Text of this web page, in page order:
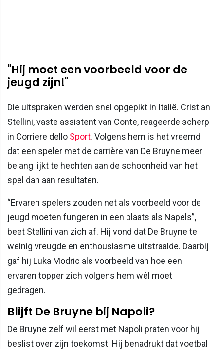
"Hij moet een voorbeeld voor de
jeugd zijn!"
Die uitspraken werden snel opgepikt in Italië. Cristian
Stellini, vaste assistent van Conte, reageerde scherp
in Corriere dello Sport. Volgens hem is het vreemd
dat een speler met de carrière van De Bruyne meer
belang lijkt te hechten aan de schoonheid van het
spel dan aan resultaten.
“Ervaren spelers zouden net als voorbeeld voor de
jeugd moeten fungeren in een plaats als Napels”,
beet Stellini van zich af. Hij vond dat De Bruyne te
weinig vreugde en enthousiasme uitstraalde. Daarbij
gaf hij Luka Modric als voorbeeld van hoe een
ervaren topper zich volgens hem wél moet
gedragen.
Blijft De Bruyne bij Napoli?
De Bruyne zelf wil eerst met Napoli praten voor hij
beslist over zijn toekomst. Hij benadrukt dat voetbal